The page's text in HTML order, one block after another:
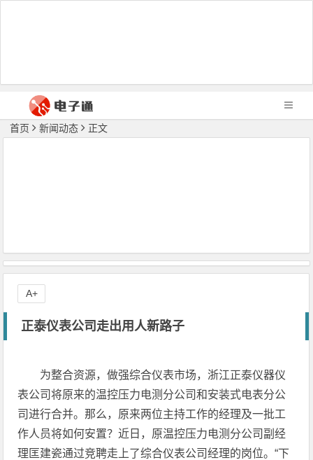
首页 新闻动态 正文
正泰仪表公司走出用人新路子
为整合资源，做强综合仪表市场，浙江正泰仪器仪
表公司将原来的温控压力电测分公司和安装式电表分公
司进行合并。那么，原来两位主持工作的经理及一批工
作人员将如何安置？近日，原温控压力电测分公司副经
理匡建瓷通过竞聘走上了综合仪表公司经理的岗位。“下
A+